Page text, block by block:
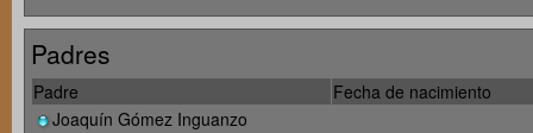
Padres
Padre
Fecha de nacimiento
Joaquín Gómez Inguanzo